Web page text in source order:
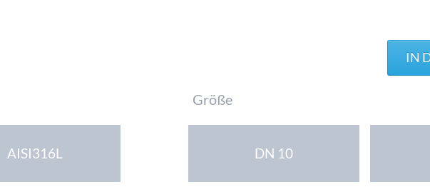
AISI316L
Pflichtfeld
Größe
DN 10